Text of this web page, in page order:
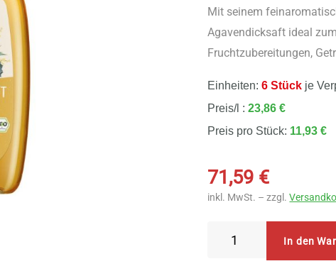
Mit seinem
Agavendicksaft ideal
Fruchtzubereitungen,
Einheiten:6 Stück je
Preis/l :23,86 €
Preis pro Stück: 11,93 €
71,59 €
inkl. MwSt. – zzgl.
In den